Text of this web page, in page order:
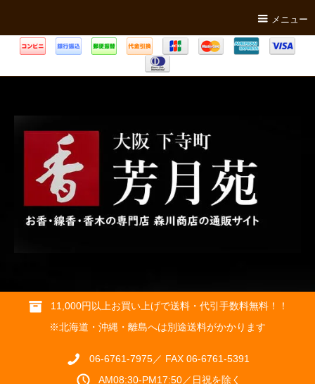
メニュー
11,000円以上お買い上げで送料・代引手数料無料！！
※北海道・沖縄・離島へは別途送料がかかります
06-6761-7975／ FAX 06-6761-5391
AM08:30-PM17:50／日祝を除く